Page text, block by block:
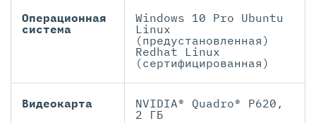
Операционная
система
Windows 10 Pro Ubuntu
Linux
(предустановленная)
Redhat Linux
(сертифицированная)
Видеокарта
NVIDIA® Quadro® P620,
2 ГБ